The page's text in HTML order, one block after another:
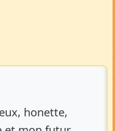
honette,